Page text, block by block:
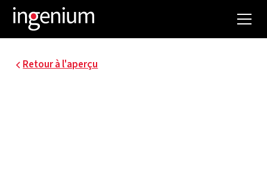
Retour à l'aperçu